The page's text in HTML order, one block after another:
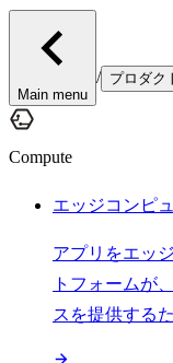
Main menu
/ プロダク
Compute
エッジコンピ
アプリをエッ
トフォームが
スを提供する